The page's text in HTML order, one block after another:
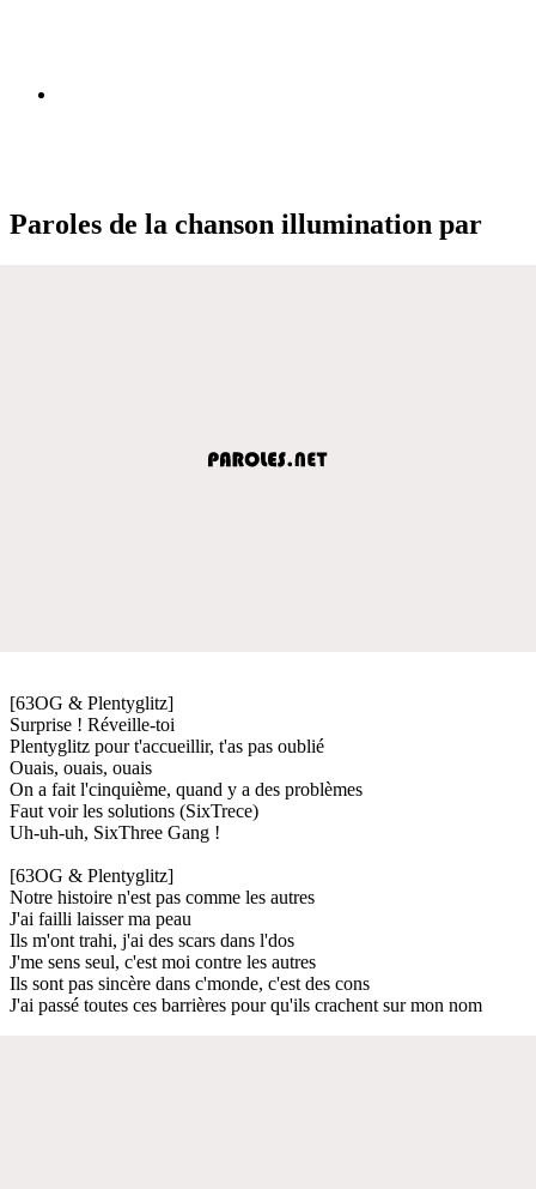
Paroles de la chanson illumination par
[63OG & Plentyglitz]
Surprise ! Réveille-toi
Plentyglitz pour t'accueillir, t'as pas oublié
Ouais, ouais, ouais
On a fait l'cinquième, quand y a des problèmes
Faut voir les solutions (SixTrece)
Uh-uh-uh, SixThree Gang !
[63OG & Plentyglitz]
Notre histoire n'est pas comme les autres
J'ai failli laisser ma peau
Ils m'ont trahi, j'ai des scars dans l'dos
J'me sens seul, c'est moi contre les autres
Ils sont pas sincère dans c'monde, c'est des cons
J'ai passé toutes ces barrières pour qu'ils crachent sur mon nom